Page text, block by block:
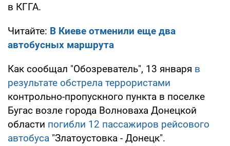
в КГГА.
Читайте: В Киеве отменили еще два
автобусных маршрута
Как сообщал "Обозреватель", 13 января в
результате обстрела террористами
контрольно-пропускного пункта в поселке
Бугас возле города Волноваха Донецкой
области погибли 12 пассажиров рейсового
автобуса "Златоустовка - Донецк".